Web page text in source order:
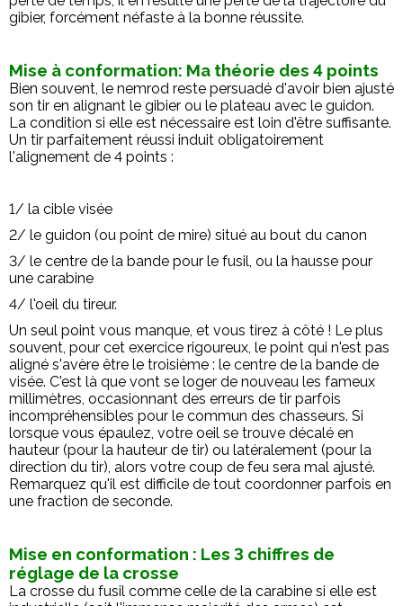
gibier, forcément néfaste à la bonne réussite.
Mise à conformation: Ma théorie des 4 points
Bien souvent, le nemrod reste persuadé d'avoir bien ajusté
son tir en alignant le gibier ou le plateau avec le guidon.
La condition si elle est nécessaire est loin d'être suffisante.
Un tir parfaitement réussi induit obligatoirement
l'alignement de 4 points :
1/ la cible visée
2/ le guidon (ou point de mire) situé au bout du canon
3/ le centre de la bande pour le fusil, ou la hausse pour
une carabine
4/ l'oeil du tireur.
Un seul point vous manque, et vous tirez à côté ! Le plus
souvent, pour cet exercice rigoureux, le point qui n'est pas
aligné s'avère être le troisième : le centre de la bande de
visée. C'est là que vont se loger de nouveau les fameux
millimètres, occasionnant des erreurs de tir parfois
incompréhensibles pour le commun des chasseurs. Si
lorsque vous épaulez, votre oeil se trouve décalé en
hauteur (pour la hauteur de tir) ou latéralement (pour la
direction du tir), alors votre coup de feu sera mal ajusté.
Remarquez qu'il est difficile de tout coordonner parfois en
une fraction de seconde.
Mise en conformation : Les 3 chiffres de
réglage de la crosse
La crosse du fusil comme celle de la carabine si elle est